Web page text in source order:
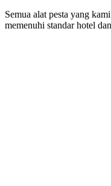
Semua alat pesta yang
memenuhi standar hotel